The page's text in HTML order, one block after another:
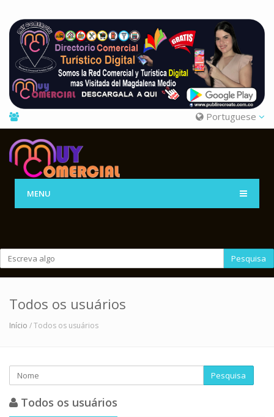
Portuguese
MENU
Pesquisa
Todos os usuários
Início / Todos os usuários
Pesquisa
Todos os usuários